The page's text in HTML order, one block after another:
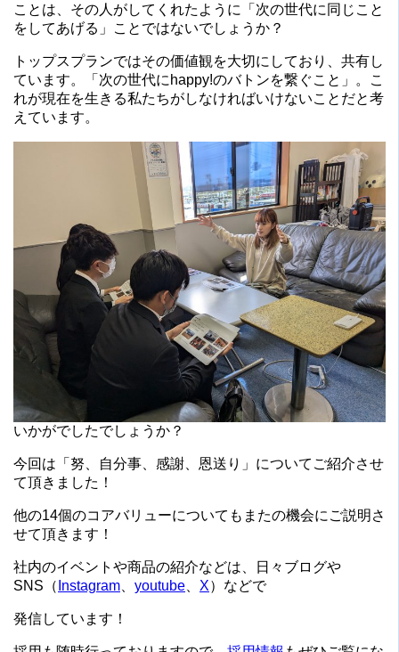
ことは、その人がしてくれたように「次の世代に同じこと
をしてあげる」ことではないでしょうか？
トップスプランではその価値観を大切にしており、共有し
ています。「次の世代にhappy!のバトンを繋ぐこと」。こ
れが現在を生きる私たちがしなければいけないことだと考
えています。
いかがでしたでしょうか？
今回は「努、自分事、感謝、恩送り」についてご紹介させ
て頂きました！
他の14個のコアバリューについてもまたの機会にご説明さ
せて頂きます！
社内のイベントや商品の紹介などは、日々ブログや
SNS（ Instagram youtube X）などで
発信しています！